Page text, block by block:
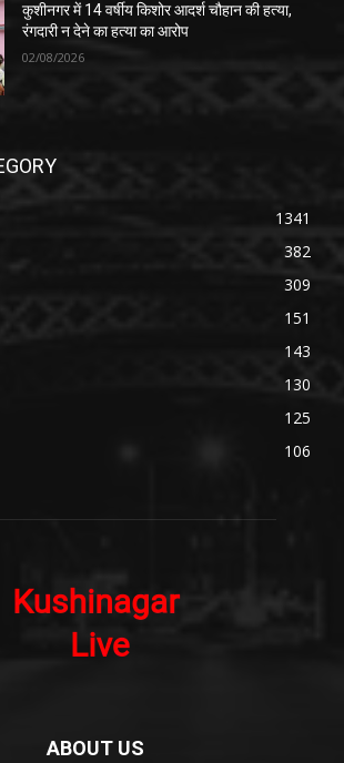
कुशीनगर में 14 वर्षीय किशोर आदर्श चौहान की हत्या,
रंगदारी न देने का हत्या का आरोप
02/08/2026
1341
382
309
151
143
130
125
106
ABOUT US